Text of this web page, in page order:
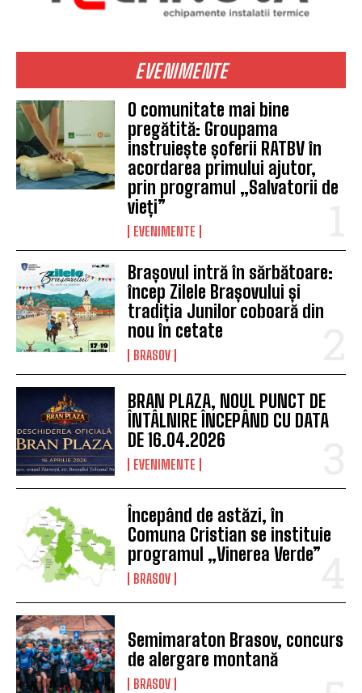
EVENIMENTE
O comunitate mai bine
pregătită: Groupama
instruiește șoferii RATBV în
acordarea primului ajutor,
prin programul „Salvatorii de
vieți”
EVENIMENTE
Brașovul intră în sărbătoare:
încep Zilele Brașovului și
tradiția Junilor coboară din
nou în cetate
BRASOV
BRAN PLAZA, NOUL PUNCT DE
ÎNTÂLNIRE ÎNCEPÂND CU DATA
DE 16.04.2026
EVENIMENTE
Începând de astăzi, în
Comuna Cristian se instituie
programul „Vinerea Verde”
BRASOV
Semimaraton Brasov, concurs
de alergare montană
BRASOV